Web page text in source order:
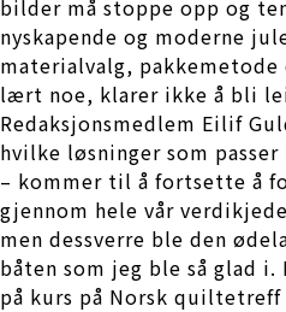
bilder må stoppe opp og
nyskapende og moderne
materialvalg,
lært noe, klarer ikke å bli
Redaksjonsmedlem Eilif
hvilke løsninger som
– kommer til å fortsette å
gjennom hele vår
men dessverre ble den
båten som jeg ble så glad
på kurs på Norsk quiltetreff